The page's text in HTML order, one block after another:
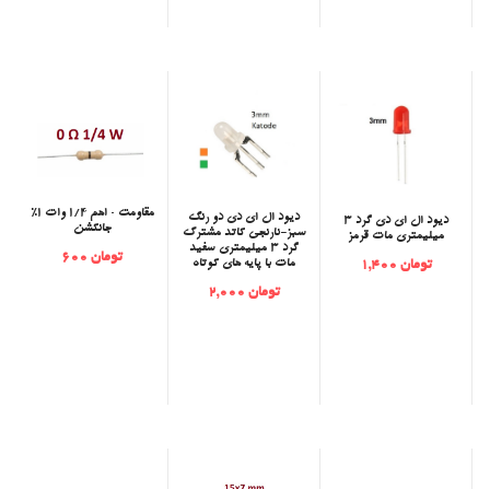
مقاومت 0 اهم 1/4 وات 1%
جانکشن
تومان 600
‫‫دیود ال ای دی دو رنگ
سبز-نارنجی کاتد مشترک
گرد 3 میلیمتری سفید
مات با پایه های کوتاه
تومان 2,000
‫دیود ال ای دی گرد 3
میلیمتری مات قرمز
تومان 1,400